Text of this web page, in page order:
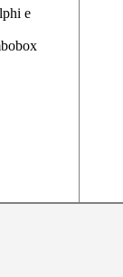
e